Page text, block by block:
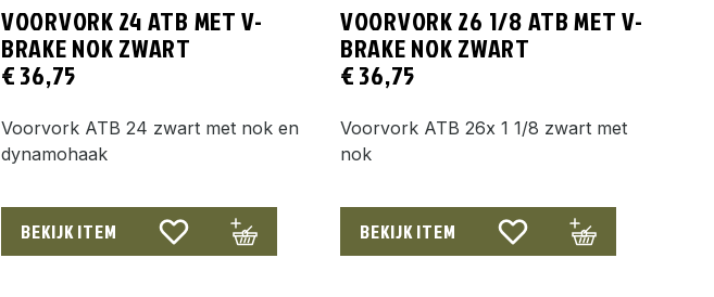
VOORVORK 24 ATB MET V-
BRAKE NOK ZWART
€36,75
Voorvork ATB 24 zwart met nok en
dynamohaak
BEKIJK ITEM
VOORVORK 26 1/8 ATB MET V-
BRAKE NOK ZWART
€36,75
Voorvork ATB 26x 1 1/8 zwart met
nok
BEKIJK ITEM